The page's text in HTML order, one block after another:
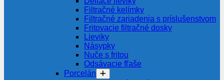
Filtračné kelímky
Filtračné zariadenia s príslušenstvom
Fritovacie filtračné dosky
Lieviky
Násypky
Nuče s fritou
Odsávacie fľaše
Porcelán